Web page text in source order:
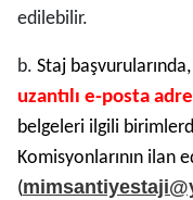
edilebilir.
b. Staj
uzantılı e-posta
belgeleri ilgili
Komisyonlarının ilan
(